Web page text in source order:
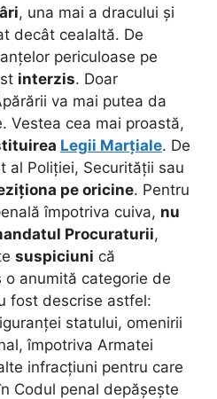
, una mai a dracului și
decât cealaltă. De
periculoase pe
interzis. Doar
va mai putea da
Vestea cea mai proastă,
Legii Marțiale. De
al Poliției, Securității sau
pe oricine. Pentru
împotriva cuiva, nu
Procuraturii,
suspiciuni că
anumită categorie de
fost descrise astfel:
statului, omenirii
împotriva Armatei
infracțiuni pentru care
Codul penal depășește